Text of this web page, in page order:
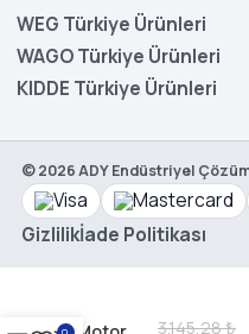
WEG Türkiye Ürünleri
WAGO Türkiye Ürünleri
KIDDE Türkiye Ürünleri
©2026ADY Endüstriyel
Gizlilikİade Politikası
WEG
3.145,28₺